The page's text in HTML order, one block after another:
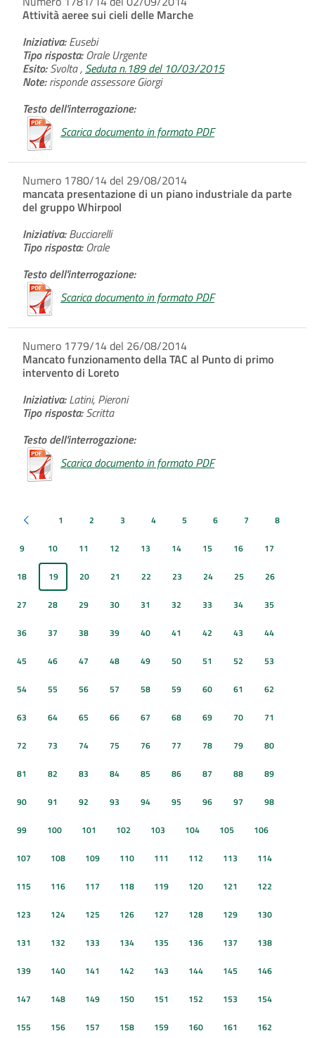
Attività aeree sui cieli delle Marche
Iniziativa:Eusebi
Tipo risposta:Orale Urgente
Esito:Svolta , Seduta n.189 del 10/03/2015
Note:risponde assessore Giorgi
Testo dell'interrogazione:
Scarica documento in formato PDF
Numero 1780/14 del 29/08/2014
mancata presentazione di un piano industriale da parte
del gruppo Whirpool
Iniziativa:Bucciarelli
Tipo risposta:Orale
Testo dell'interrogazione:
Scarica documento in formato PDF
Numero 1779/14 del 26/08/2014
Mancato funzionamento della TAC al Punto di primo
intervento di Loreto
Iniziativa:Latini, Pieroni
Tipo risposta:Scritta
Testo dell'interrogazione:
Scarica documento in formato PDF
Pagina precedente
1 2 3 4 5 6 7 8
9 10 11 12 13 14 15 16 17
18 19 20 21 22 23 24 25 26
27 28 29 30 31 32 33 34 35
36 37 38 39 40 41 42 43 44
45 46 47 48 49 50 51 52 53
54 55 56 57 58 59 60 61 62
63 64 65 66 67 68 69 70 71
72 73 74 75 76 77 78 79 80
81 82 83 84 85 86 87 88 89
90 91 92 93 94 95 96 97 98
99 100 101 102 103 104 105 106
107 108 109 110 111 112 113 114
115 116 117 118 119 120 121 122
123 124 125 126 127 128 129 130
131 132 133 134 135 136 137 138
139 140 141 142 143 144 145 146
147 148 149 150 151 152 153 154
155 156 157 158 159 160 161 162